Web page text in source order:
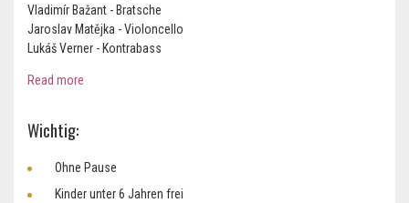
Vladimír Bažant - Bratsche
Jaroslav Matějka - Violoncello
Lukáš Verner - Kontrabass
Read more
Wichtig:
Ohne Pause
Kinder unter 6 Jahren frei